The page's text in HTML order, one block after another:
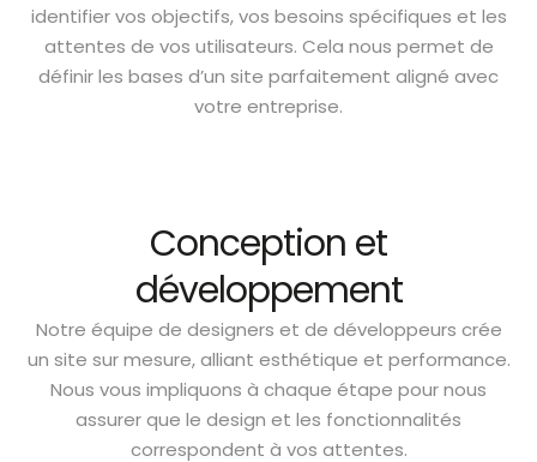
identifier vos objectifs, vos besoins spécifiques et les
attentes de vos utilisateurs. Cela nous permet de
définir les bases d’un site parfaitement aligné avec
votre entreprise.
Conception et
développement
Notre équipe de designers et de développeurs crée
un site sur mesure, alliant esthétique et performance.
Nous vous impliquons à chaque étape pour nous
assurer que le design et les fonctionnalités
correspondent à vos attentes.